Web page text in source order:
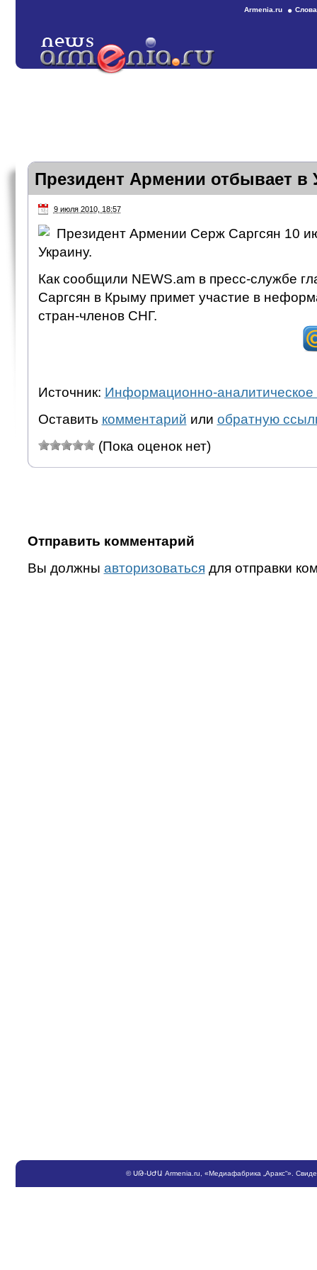
Armenia.ru
Президент Армении отбывает в
9 июля 2010, 18:57
Президент Армении Серж Саргсян 10
Украину.
Как сообщили NEWS.am в пресс-службе
Саргсян в Крыму примет участие в
стран-членов СНГ.
Источник: Информационно-аналитическое
Оставить комментарий или обратную
(Пока оценок нет)
Отправить комментарий
Вы должны авторизоваться для отправки
©ՍԹ-ՍԺԱ Armenia.ru , «Медиафабрика „Аракс“».